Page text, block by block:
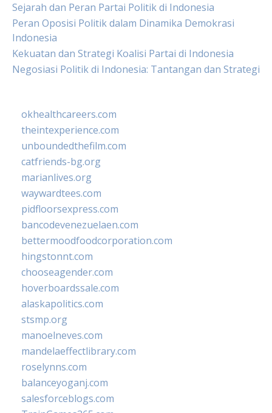
Sejarah dan Peran Partai Politik di Indonesia
Peran Oposisi Politik dalam Dinamika Demokrasi
Indonesia
Kekuatan dan Strategi Koalisi Partai di Indonesia
Negosiasi Politik di Indonesia: Tantangan dan Strategi
okhealthcareers.com
theintexperience.com
unboundedthefilm.com
catfriends-bg.org
marianlives.org
waywardtees.com
pidfloorsexpress.com
bancodevenezuelaen.com
bettermoodfoodcorporation.com
hingstonnt.com
chooseagender.com
hoverboardssale.com
alaskapolitics.com
stsmp.org
manoelneves.com
mandelaeffectlibrary.com
roselynns.com
balanceyoganj.com
salesforceblogs.com